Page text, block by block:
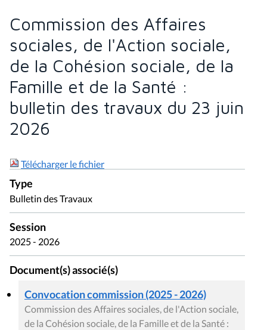
Commission des Affaires
sociales, de l'Action sociale,
de la Cohésion sociale, de la
Famille et de la Santé :
bulletin des travaux du 23 juin
2026
Télécharger le fichier
Type
Bulletin des Travaux
Session
2025 - 2026
Document(s) associé(s)
Convocation commission (2025 - 2026)
Commission des Affaires sociales, de l'Action sociale,
de la Cohésion sociale, de la Famille et de la Santé :